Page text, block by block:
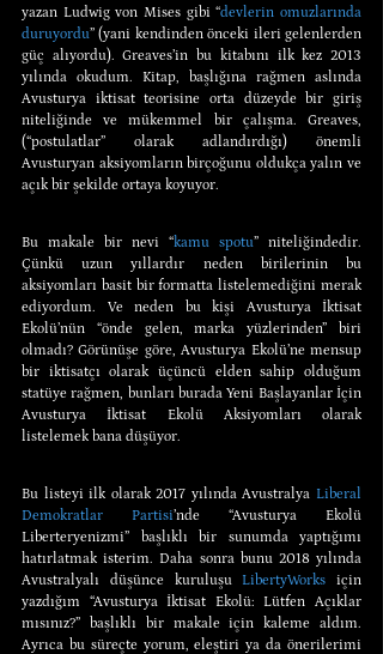
yazan Ludwig von Mises gibi “devlerin omuzlarında
duruyordu” (yani kendinden önceki ileri gelenlerden
güç alıyordu). Greaves’in bu kitabını ilk kez 2013
yılında okudum. Kitap, başlığına rağmen aslında
Avusturya iktisat teorisine orta düzeyde bir giriş
niteliğinde ve mükemmel bir çalışma. Greaves,
(“postulatlar” olarak adlandırdığı) önemli
Avusturyan aksiyomların birçoğunu oldukça yalın ve
açık bir şekilde ortaya koyuyor.
Bu makale bir nevi “kamu spotu” niteliğindedir.
Çünkü uzun yıllardır neden birilerinin bu
aksiyomları basit bir formatta listelemediğini merak
ediyordum. Ve neden bu kişi Avusturya İktisat
Ekolü’nün “önde gelen, marka yüzlerinden” biri
olmadı? Görünüşe göre, Avusturya Ekolü’ne mensup
bir iktisatçı olarak üçüncü elden sahip olduğum
statüye rağmen, bunları burada Yeni Başlayanlar İçin
Avusturya İktisat Ekolü Aksiyomları olarak
listelemek bana düşüyor.
Bu listeyi ilk olarak 2017 yılında Avustralya Liberal
Demokratlar Partisi’nde “Avusturya Ekolü
Liberteryenizmi” başlıklı bir sunumda yaptığımı
hatırlatmak isterim. Daha sonra bunu 2018 yılında
Avustralyalı düşünce kuruluşu LibertyWorks için
yazdığım “Avusturya İktisat Ekolü: Lütfen Açıklar
mısınız?” başlıklı bir makale için kaleme aldım.
Ayrıca bu süreçte yorum, eleştiri ya da önerilerimi